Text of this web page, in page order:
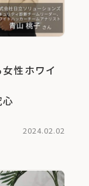
性ホワイ
2024.02.02